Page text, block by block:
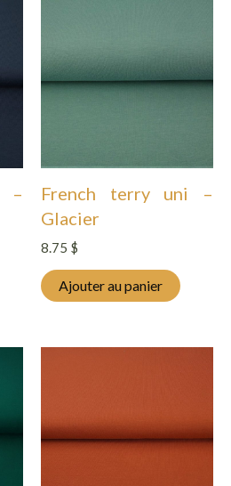
–
French terry uni –
Glacier
8.75 $
Ajouter au panier